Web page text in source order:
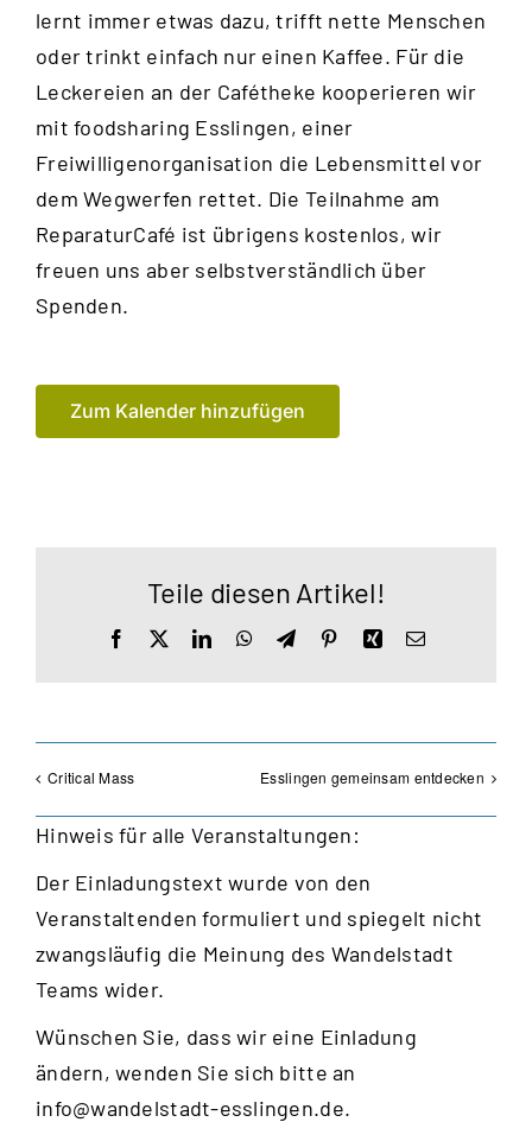
lernt immer etwas dazu, trifft nette Menschen
oder trinkt einfach nur einen Kaffee. Für die
Leckereien an der Cafétheke kooperieren wir
mit foodsharing Esslingen, einer
Freiwilligenorganisation die Lebensmittel vor
dem Wegwerfen rettet. Die Teilnahme am
ReparaturCafé ist übrigens kostenlos, wir
freuen uns aber selbstverständlich über
Spenden.
Zum Kalender hinzufügen
Teile diesen Artikel!
Facebook LinkedInWhatsApp
TelegramPinterestXingE-
Critical Mass Esslingen gemeinsam entdecken
Hinweis für alle Veranstaltungen:
Der Einladungstext wurde von den
Veranstaltenden formuliert und spiegelt nicht
zwangsläufig die Meinung des Wandelstadt
Teams wider.
Wünschen Sie, dass wir eine Einladung
ändern, wenden Sie sich bitte an
info@wandelstadt-esslingen.de.